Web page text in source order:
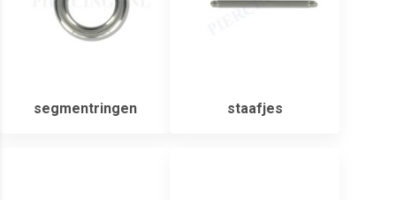
segmentringen staafjes